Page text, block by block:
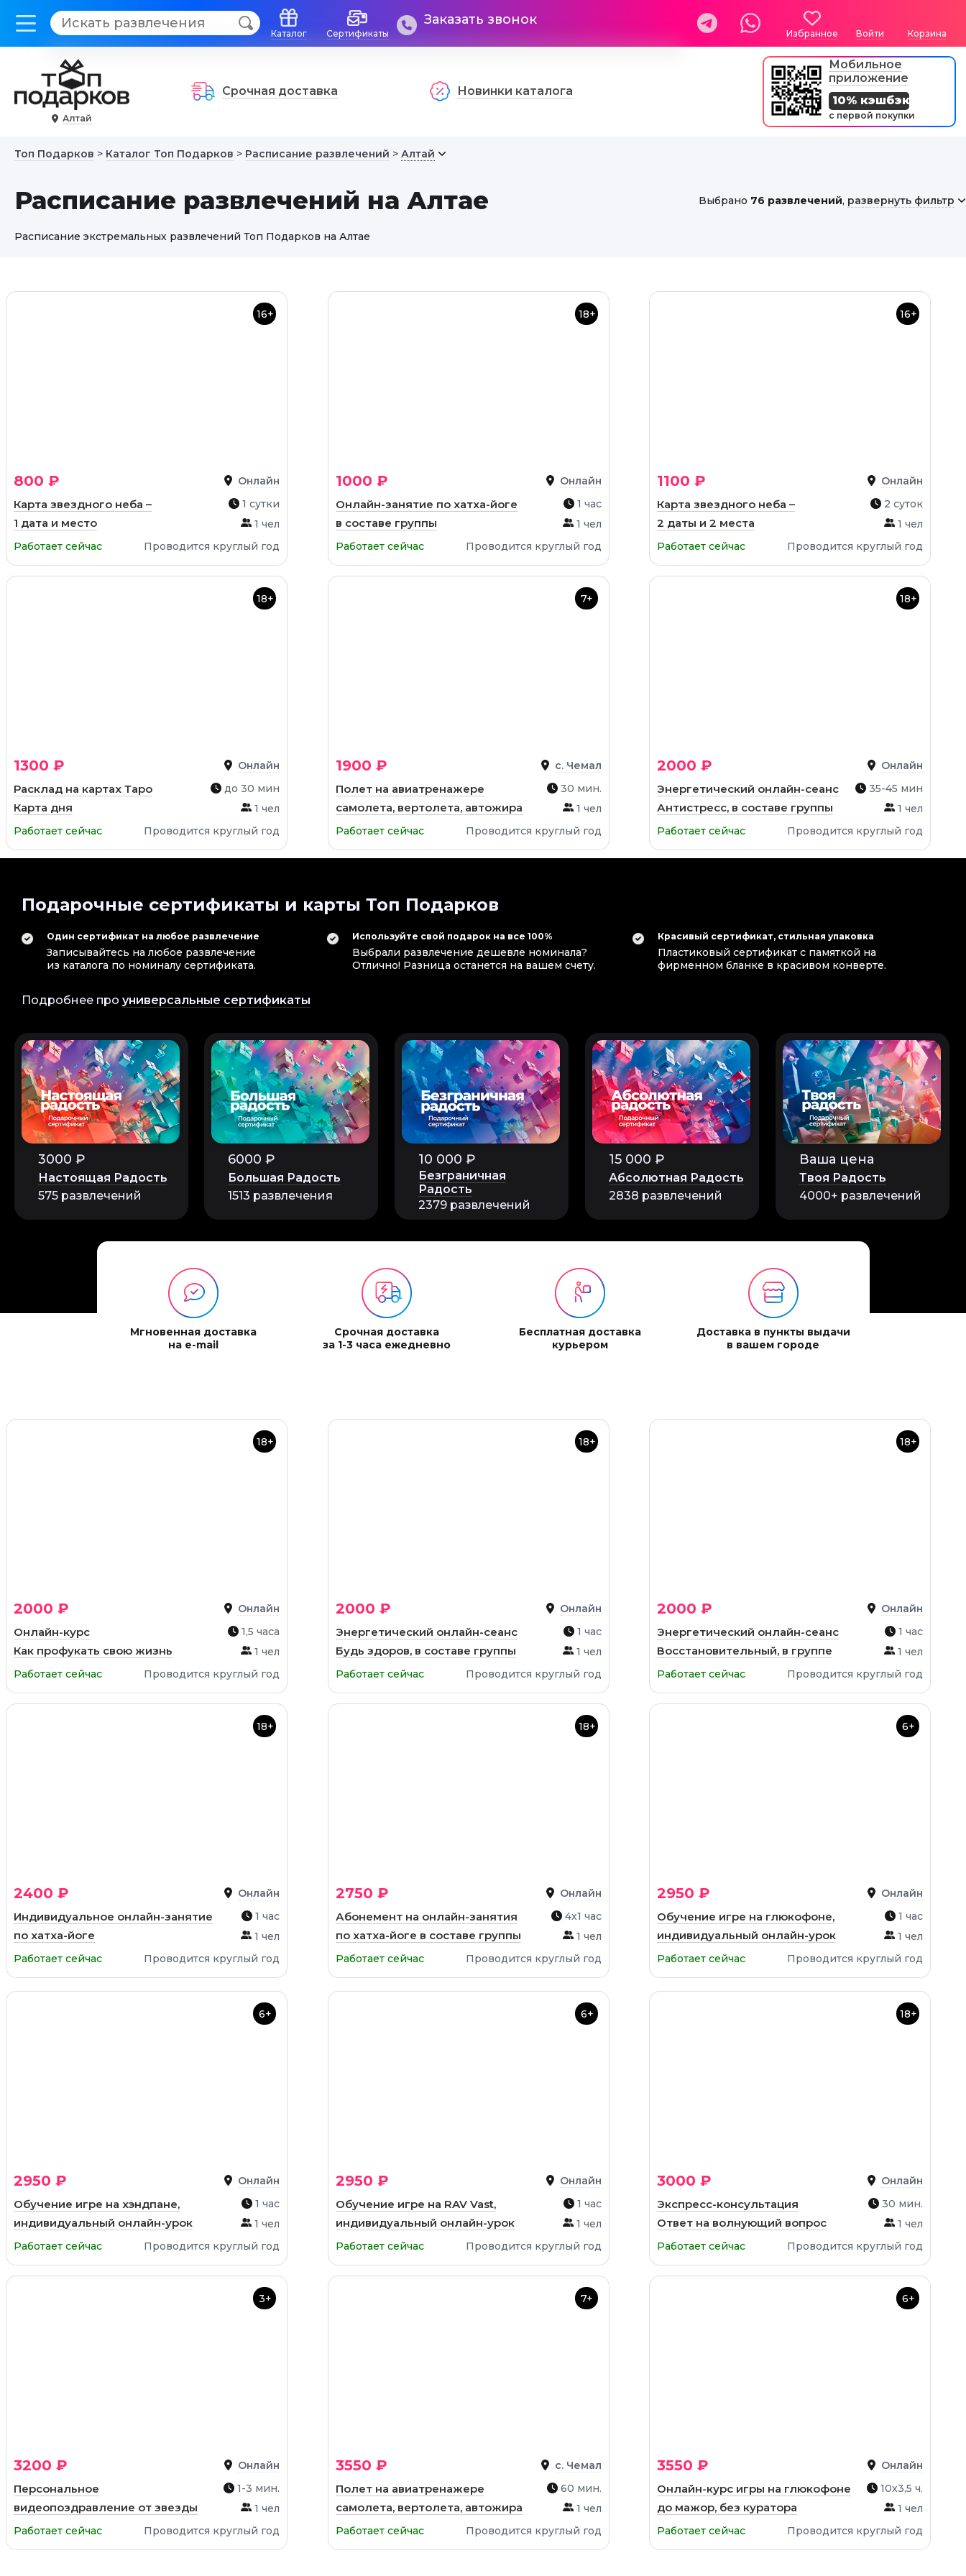
Каталог Сертификаты
Заказать звонок
Избранное Войти Корзина
Алтай
Срочная доставка Новинки каталога
Мобильное
приложение
10% кэшбэк
с первой покупки
Топ Подарков > Каталог Топ Подарков > Расписание развлечений > Алтай
Расписание развлечений на Алтае Выбрано 76 развлечений, развернуть фильтр
Расписание экстремальных развлечений Топ Подарков на Алтае
16+
800 ₽ Онлайн
Карта звездного неба –
1 дата и место
1 сутки
1 чел
Работает сейчас
Проводится круглый год
18+
1000 ₽ Онлайн
Онлайн-занятие по хатха-йоге
в составе группы
1 час
1 чел
Работает сейчас
Проводится круглый год
16+
1100 ₽ Онлайн
Карта звездного неба –
2 даты и 2 места
2 суток
1 чел
Работает сейчас
Проводится круглый год
18+
1300 ₽ Онлайн
Расклад на картах Таро
Карта дня
до 30 мин
1 чел
Работает сейчас
Проводится круглый год
7+
1900 ₽ с. Чемал
Полет на авиатренажере
самолета, вертолета, автожира
30 мин.
1 чел
Работает сейчас
Проводится круглый год
18+
2000 ₽ Онлайн
Энергетический онлайн-сеанс
Антистресс, в составе группы
35-45 мин
1 чел
Работает сейчас
Проводится круглый год
Подарочные сертификаты и карты Топ Подарков
Один сертификат на любое развлечение
Записывайтесь на любое развлечение
из каталога по номиналу сертификата.
Используйте свой подарок на все 100%
Выбрали развлечение дешевле номинала?
Отлично! Разница останется на вашем счету.
Красивый сертификат, стильная упаковка
Пластиковый сертификат с памяткой на
фирменном бланке в красивом конверте.
Подробнее про универсальные сертификаты
3000 ₽
Настоящая Радость
575 развлечений
6000 ₽
Большая Радость
1513 развлечения
10 000 ₽
Безграничная
Радость
2379 развлечений
15 000 ₽
Абсолютная Радость
2838 развлечений
Ваша цена
Твоя Радость
4000+ развлечений
Мгновенная доставка
на e-mail
Срочная доставка
за 1-3 часа ежедневно
Бесплатная доставка
курьером
Доставка в пункты выдачи
в вашем городе
18+
2000 ₽ Онлайн
Онлайн-курс
Как профукать свою жизнь
1,5 часа
1 чел
Работает сейчас
Проводится круглый год
18+
2000 ₽ Онлайн
Энергетический онлайн-сеанс
Будь здоров, в составе группы
1 час
1 чел
Работает сейчас
Проводится круглый год
18+
2000 ₽ Онлайн
Энергетический онлайн-сеанс
Восстановительный, в группе
1 час
1 чел
Работает сейчас
Проводится круглый год
18+
2400 ₽ Онлайн
Индивидуальное онлайн-занятие
по хатха-йоге
1 час
1 чел
Работает сейчас
Проводится круглый год
18+
2750 ₽ Онлайн
Абонемент на онлайн-занятия
по хатха-йоге в составе группы
4х1 час
1 чел
Работает сейчас
Проводится круглый год
6+
2950 ₽ Онлайн
Обучение игре на глюкофоне,
индивидуальный онлайн-урок
1 час
1 чел
Работает сейчас
Проводится круглый год
6+
2950 ₽ Онлайн
Обучение игре на хэндпане,
индивидуальный онлайн-урок
1 час
1 чел
Работает сейчас
Проводится круглый год
6+
2950 ₽ Онлайн
Обучение игре на RAV Vast,
индивидуальный онлайн-урок
1 час
1 чел
Работает сейчас
Проводится круглый год
18+
3000 ₽ Онлайн
Экспресс-консультация
Ответ на волнующий вопрос
30 мин.
1 чел
Работает сейчас
Проводится круглый год
3+
3200 ₽ Онлайн
Персональное
видеопоздравление от звезды
1-3 мин.
1 чел
Работает сейчас
Проводится круглый год
7+
3550 ₽ с. Чемал
Полет на авиатренажере
самолета, вертолета, автожира
60 мин.
1 чел
Работает сейчас
Проводится круглый год
6+
3550 ₽ Онлайн
Онлайн-курс игры на глюкофоне
до мажор, без куратора
10х3,5 ч.
1 чел
Работает сейчас
Проводится круглый год